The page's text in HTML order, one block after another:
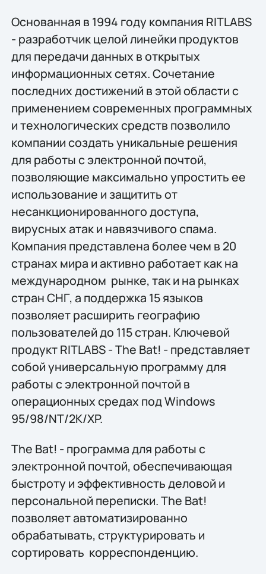
Основанная в 1994 году компания RITLABS
- разработчик целой линейки продуктов
для передачи данных в открытых
информационных сетях. Сочетание
последних достижений в этой области с
применением современных программных
и технологических средств позволило
компании создать уникальные решения
для работы с электронной почтой,
позволяющие максимально упростить ее
использование и защитить от
несанкционированного доступа,
вирусных атак и навязчивого спама.
Компания представлена более чем в 20
странах мира и активно работает как на
международном рынке, так и на рынках
стран СНГ, а поддержка 15 языков
позволяет расширить географию
пользователей до 115 стран. Ключевой
продукт RITLABS - The Bat! - представляет
собой универсальную программу для
работы с электронной почтой в
операционных средах под Windows
95/98/NT/2K/XP.
The Bat! - программа для работы с
электронной почтой, обеспечивающая
быстроту и эффективность деловой и
персональной переписки. The Bat!
позволяет автоматизированно
обрабатывать, структурировать и
сортировать корреспонденцию.